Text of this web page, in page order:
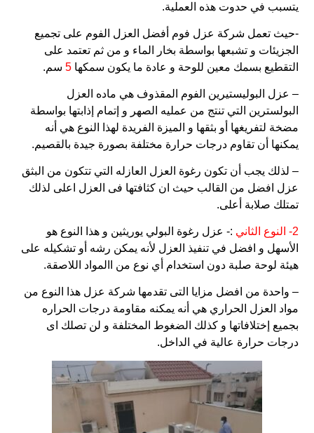
يتسبب في حدوت هذه العملية.
-حيث تعمل شركة عزل فوم أفضل العزل الفوم على تجميع
الجزيئات و تشبعها بواسطة بخار الماء و من ثم تعتمد على
التقطيع بسمك معين للوحة و عادة ما يكون سمكها 5 سم.
– عزل البوليستيرين الفوم المقذوف هي ماده العزل
البولسترين التي تنتج من عمليه الصهر و إتمام إذابتها بواسطة
مضخة لتفريغها أو بثقها و الميزة الفريدة لهذا النوع هي أنه
يمكنها أن تقاوم درجات حرارة مختلفة بصورة جيدة بالقصيم.
– لذلك يجب أن تكون رغوة العزل العازله التي تتكون من البثق
عزل افضل من القالب حيث ان كثافتها فى العزل اعلى لذلك
تمتلك صلابة أعلى.
2- النوع الثاني
:- عزل رغوة البولي يوريثين و هذا النوع هو
الأسهل و افضل في تنفيذ العزل لأنه يمكن رشه أو تشكيله على
هيئة لوحة صلبة دون استخدام أي نوع من االمواد اللاصقة.
– واحدة من افضل مزايا التى تقدمها شركة عزل هذا النوع من
مواد العزل الحراري هي أنه يمكنه مقاومة درجات الحراره
بجميع إختلافاتها و كذلك الضغوط المختلفة و لن تصلك اى
درجات حرارة عالية في الداخل.